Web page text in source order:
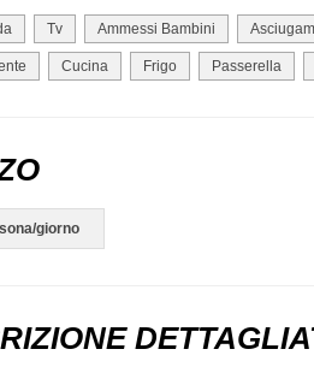
Tv Ammessi Bambini
Cucina Frigo Passerella
giorno